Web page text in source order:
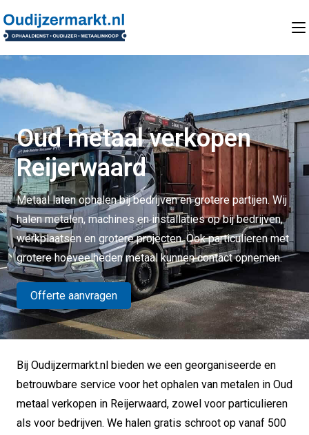
Oud metaal verkopen
Reijerwaard
Metaal laten ophalen bij bedrijven en grotere partijen. Wij
halen metalen, machines en installaties op bij bedrijven,
werkplaatsen en grotere projecten. Ook particulieren met
grotere hoeveelheden metaal kunnen contact opnemen.
Offerte aanvragen
Bij Oudijzermarkt.nl bieden we een georganiseerde en
betrouwbare service voor het ophalen van metalen in Oud
metaal verkopen in Reijerwaard, zowel voor particulieren
als voor bedrijven. We halen gratis schroot op vanaf 500